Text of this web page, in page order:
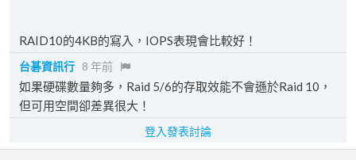
RAID10的4KB的寫入，IOPS表現會比較好！
台碁資訊行 8 年前
如果硬碟數量夠多，Raid 5/6的存取效能不會遜於Raid 10，
但可用空間卻差異很大！
登入發表討論